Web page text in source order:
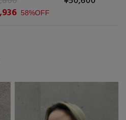
58%OFF